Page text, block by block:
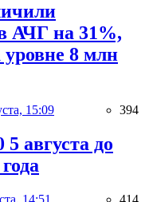
АЧГ на 31%,
8 млн
15:09 394
августа до
14:51 414